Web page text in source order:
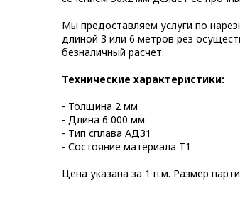
Мы предоставляем услуги по
длиной 3 или 6 метров рез
безналичный расчет.
Технические характеристики:
- Толщина 2 мм
- Длина 6 000 мм
- Тип сплава АД31
- Состояние материала Т1
Цена указана за 1 п.м. Размер